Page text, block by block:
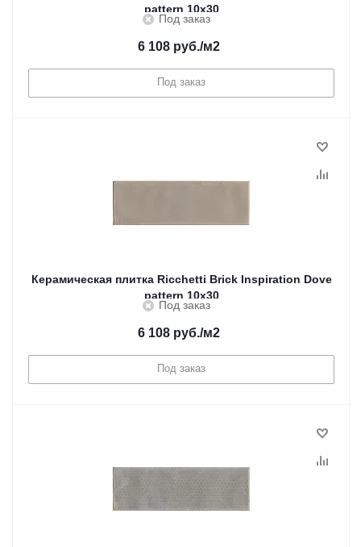
pattern 10x30
Под заказ
6 108руб./м2
Под заказ
Керамическая плитка Ricchetti Brick Inspiration Dove
pattern 10x30
Под заказ
6 108руб./м2
Под заказ